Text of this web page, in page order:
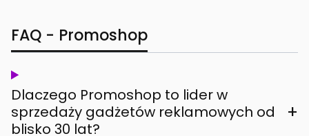
FAQ - Promoshop
Dlaczego Promoshop to lider w
sprzedaży gadżetów reklamowych od
blisko 30 lat?
+